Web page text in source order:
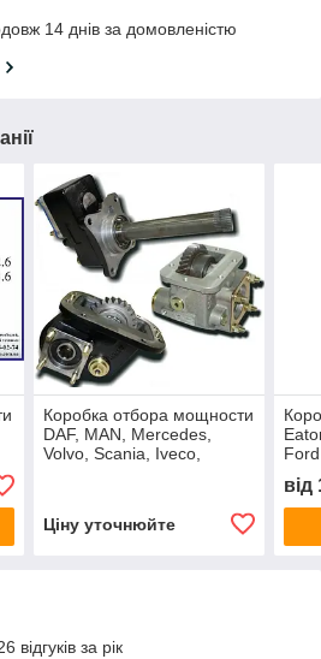
14 днів за домовленістю
Коробка отбора мощности
DAF, MAN, Mercedes,
Volvo, Scania, Iveco,
Ціну уточнюйте
від
відгуків за рік